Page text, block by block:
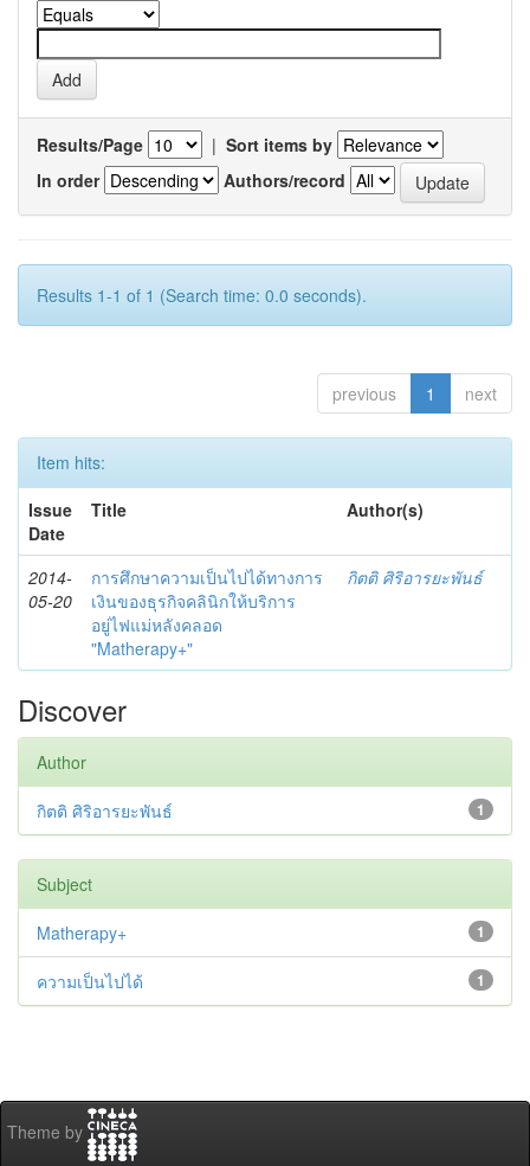
Results/Page | Sort items by
In order
Authors/record
Results 1-1 of 1 (Search time: 0.0 seconds).
previous 1 next
Item hits:
Issue
Date
Title Author(s)
2014-
05-20
การศึกษาความเป็นไปได้ทางการ
เงินของธุรกิจคลินิกให้บริการ
อยู่ไฟแม่หลังคลอด
"Matherapy+"
กิตติ ศิริอารยะพันธ์
Discover
Author
1
กิตติ ศิริอารยะพันธ์
Subject
1
Matherapy+
1
ความเป็นไปได้
Theme by